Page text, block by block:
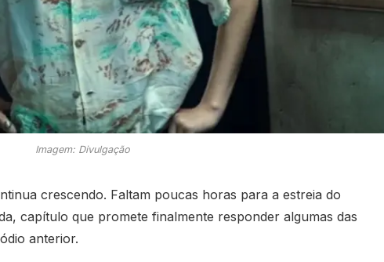
Imagem: Divulgação
crescendo. Faltam poucas horas para a estreia do
capítulo que promete finalmente responder algumas das
anterior.